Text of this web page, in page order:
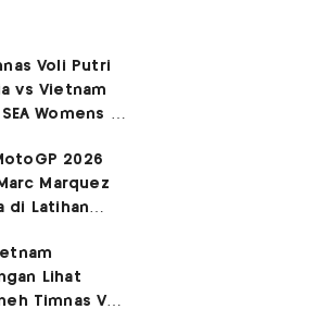
Voli Putri
vs Vietnam
Womens V
Menang
2026
Marquez
di Latihan
Lihat
Timnas Voli